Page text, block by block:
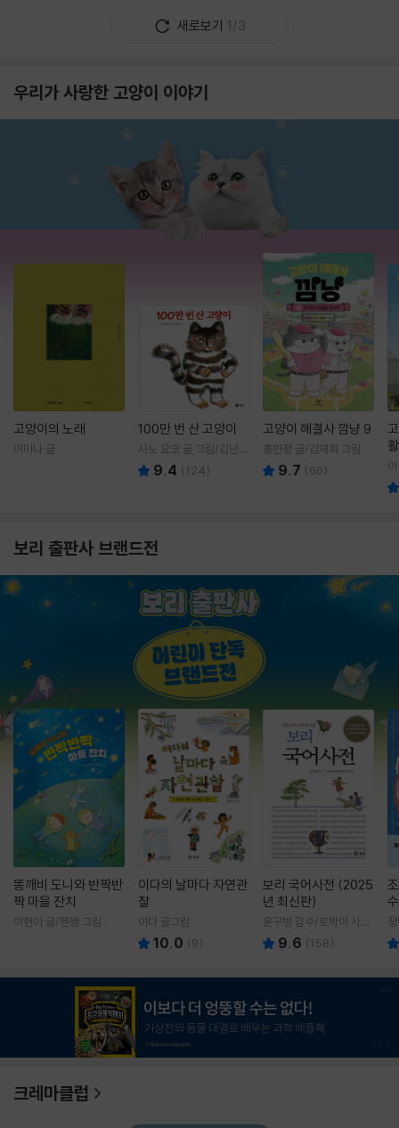
새로보기 1/3
우리가 사랑한 고양이 이야기
고양이의 노래
이미나 글
100만 번 산 고양이
사노 요코 글,그림/김난주
역 9.4 (124)
고양이 해결사 깜냥 9
홍민정 글/김재희 그림
9.7 (60)
보리 출판사 브랜드전
똥깨비 도니와 반짝반
짝 마을 잔치
이현아 글/핸짱 그림
이다의 날마다 자연관
찰
이다 글그림
10.0 (9)
보리 국어사전 (2025
년 최신판)
윤구병 감수/토박이 사전
편찬실 편
9.6 (158)
크레마클럽